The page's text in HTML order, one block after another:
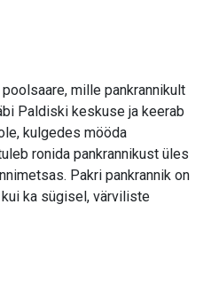
mille pankrannikult
Paldiski keskuse ja keerab
kulgedes mööda
ronida pankrannikust üles
Pakri pankrannik on
ka sügisel, värviliste